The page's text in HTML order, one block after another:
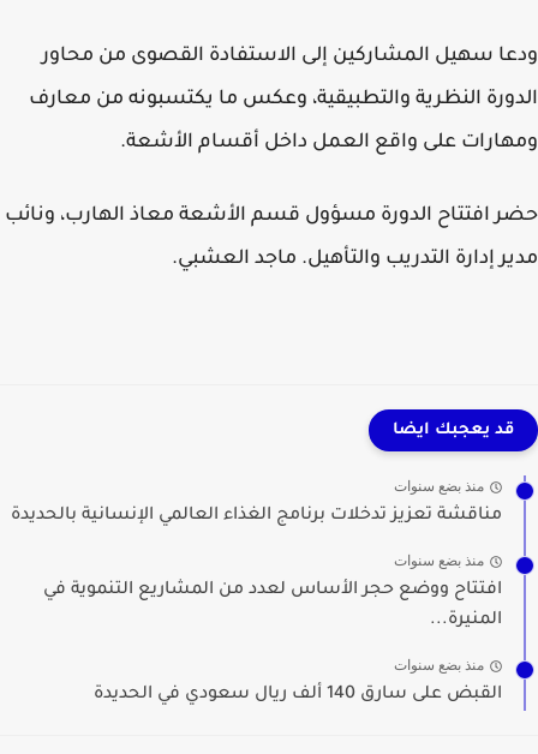
سهيل المشاركين إلى الاستفادة القصوى من محاور
النظرية والتطبيقية، وعكس ما يكتسبونه من معارف
على واقع العمل داخل أقسام الأشعة.
افتتاح الدورة مسؤول قسم الأشعة معاذ الهارب، ونائب
إدارة التدريب والتأهيل. ماجد العشبي.
قد يعجبك ايضا
منذ بضع سنوات
مناقشة تعزيز تدخلات برنامج الغذاء العالمي الإنسانية بالحديدة
منذ بضع سنوات
افتتاح ووضع حجر الأساس لعدد من المشاريع التنموية في
المنيرة...
منذ بضع سنوات
القبض على سارق 140 ألف ريال سعودي في الحديدة